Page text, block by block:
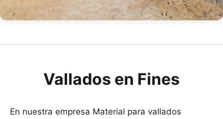
Vallados en Fines
En nuestra empresa Material para vallados